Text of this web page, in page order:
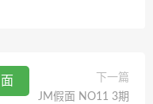
下一篇
JM假面 NO11 3期